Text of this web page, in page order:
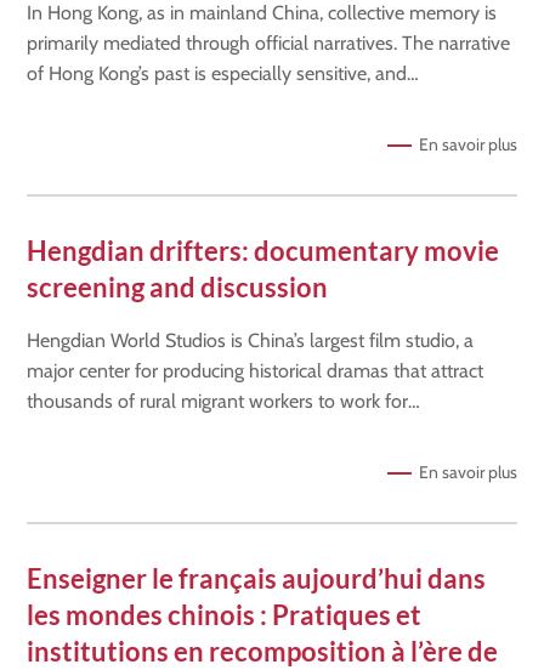
In Hong Kong, as in mainland China, collective memory is
primarily mediated through official narratives. The narrative
of Hong Kong’s past is especially sensitive, and…
En savoir plus
Hengdian drifters: documentary movie
screening and discussion
Hengdian World Studios is China’s largest film studio, a
major center for producing historical dramas that attract
thousands of rural migrant workers to work for…
En savoir plus
Enseigner le français aujourd’hui dans
les mondes chinois : Pratiques et
institutions en recomposition à l’ère de